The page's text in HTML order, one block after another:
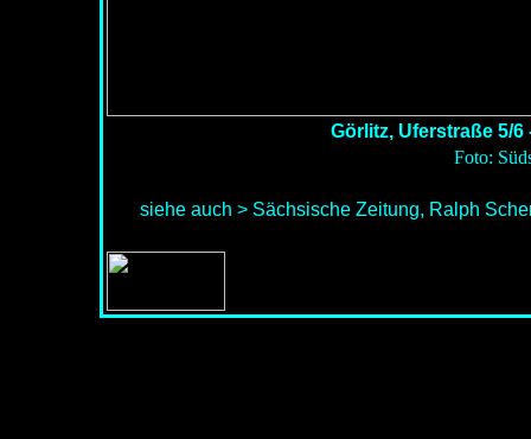
Görlitz, Uferstraße 5/
Foto:
siehe auch > Sächsische Zeitung, Ralph